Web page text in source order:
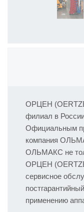
ОРЦЕН
филиал в
Официальным
компания
ОЛЬМАКС не
ОРЦЕН
сервисное
применению